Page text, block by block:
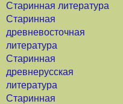
Старинная литература
Старинная
древневосточная
литература
Старинная
древнерусская
литература
Старинная